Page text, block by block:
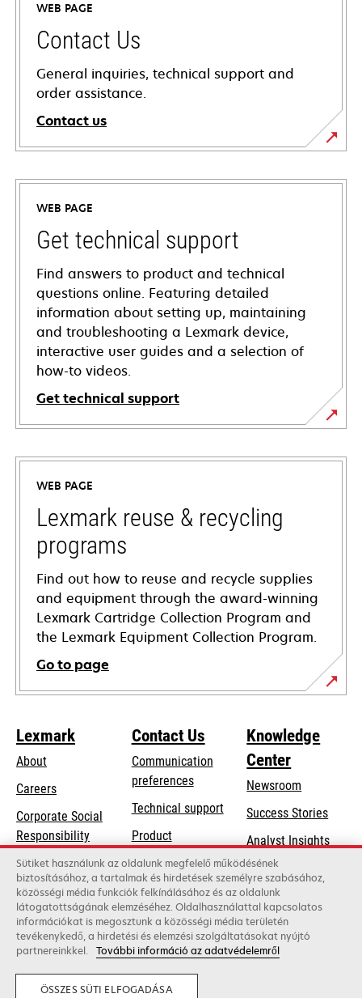
WEB PAGE
Contact Us
General inquiries, technical support and
order assistance.
Contact us
WEB PAGE
Get technical support
Find answers to product and technical
questions online. Featuring detailed
information about setting up, maintaining
and troubleshooting a Lexmark device,
interactive user guides and a selection of
how-to videos.
Get technical support
opens
in
new
tab
WEB PAGE
Lexmark reuse & recycling
programs
Find out how to reuse and recycle supplies
and equipment through the award-winning
Lexmark Cartridge Collection Program and
the Lexmark Equipment Collection Program.
Go to page
Lexmark
About
Careers
Corporate Social
Responsibilityopens
a
new
tab
Sustainability
Lexmark Partners
Contact Us
Communication
preferences
Technical supportopens
a
new
tab
Product
registration
Find a dealer
List of wholesalers
Knowledge
Center
Newsroom
Success Stories
Analyst Insights
Lexmark International, Inc., a Xerox Company
©2026 All rights reserved.
Legal Privacy
Sütiket használunk az oldalunk megfelelő működésének
biztosításához, a tartalmak és hirdetések személyre szabásához,
közösségi média funkciók felkínálásához és az oldalunk
látogatottságának elemzéséhez. Oldalhasználattal kapcsolatos
információkat is megosztunk a közösségi média területén
tevékenykedő, a hirdetési és elemzési szolgáltatásokat nyújtó
partnereinkkel. További információ az adatvédelemről
ÖSSZES SÜTI ELFOGADÁSA